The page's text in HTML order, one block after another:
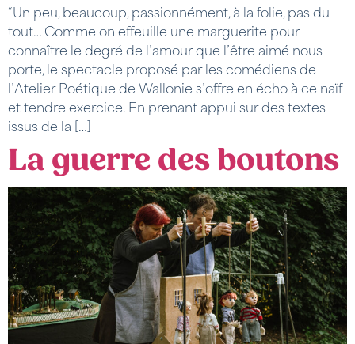
“Un peu, beaucoup, passionnément, à la folie, pas du
tout… Comme on effeuille une marguerite pour
connaître le degré de l’amour que l’être aimé nous
porte, le spectacle proposé par les comédiens de
l’Atelier Poétique de Wallonie s’offre en écho à ce naïf
et tendre exercice. En prenant appui sur des textes
issus de la […]
La guerre des boutons